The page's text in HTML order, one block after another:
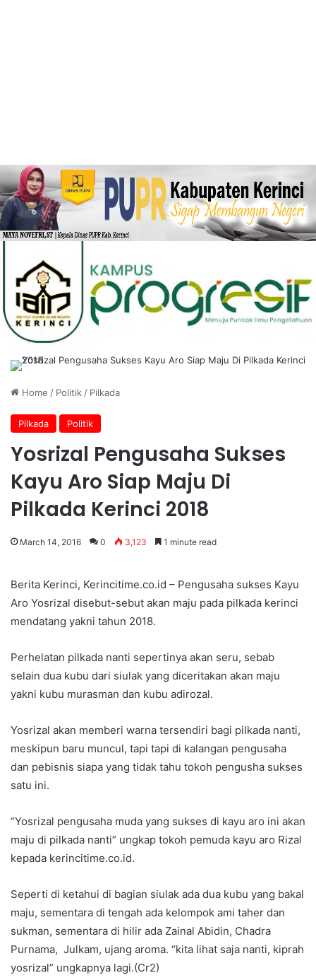
Home / Politik / Pilkada
Pilkada Politik
Yosrizal Pengusaha Sukses
Kayu Aro Siap Maju Di
Pilkada Kerinci 2018
March 14, 2016 0 3,123 1 minute read
Berita Kerinci, Kerincitime.co.id – Pengusaha sukses Kayu
Aro Yosrizal disebut-sebut akan maju pada pilkada kerinci
mendatang yakni tahun 2018.
Perhelatan pilkada nanti sepertinya akan seru, sebab
selain dua kubu dari siulak yang diceritakan akan maju
yakni kubu murasman dan kubu adirozal.
Yosrizal akan memberi warna tersendiri bagi pilkada nanti,
meskipun baru muncul, tapi tapi di kalangan pengusaha
dan pebisnis siapa yang tidak tahu tokoh pengusha sukses
satu ini.
“Yosrizal pengusaha muda yang sukses di kayu aro ini akan
maju di pilkada nanti” ungkap tokoh pemuda kayu aro Rizal
kepada kerincitime.co.id.
Seperti di ketahui di bagian siulak ada dua kubu yang bakal
maju, sementara di tengah ada kelompok ami taher dan
sukman, sementara di hilir ada Zainal Abidin, Chadra
Purnama, Julkam, ujang aroma. “kita lihat saja nanti, kiprah
yosrizal” ungkapnya lagi.(Cr2)